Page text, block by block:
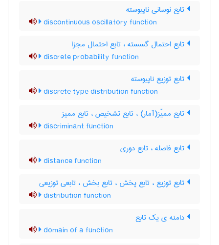
تابع نوسانی ناپیوسته
discontinuous oscillatory function
تابع احتمال گسسته ، تابع احتمال مجزا
discrete probability function
تابع توزیع ناپیوسته
discrete type distribution function
تابع ممیّز(آمار) ، تابع تشخیص ، تابع ممیز
discriminant function
تابع فاصله ، تابع دوری
distance function
تابع توزیع ، تابع پخش ، تابع بخش ، تابعی توزیعی
distribution function
دامنه ی یک تابع
domain of a function